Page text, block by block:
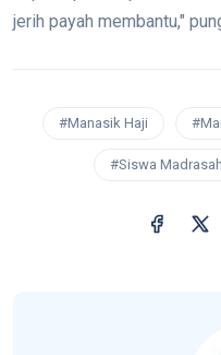
jerih payah membantu,"
#Manasik Haji
#Siswa Madrasah